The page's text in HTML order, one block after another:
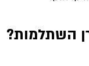
השתלמות?